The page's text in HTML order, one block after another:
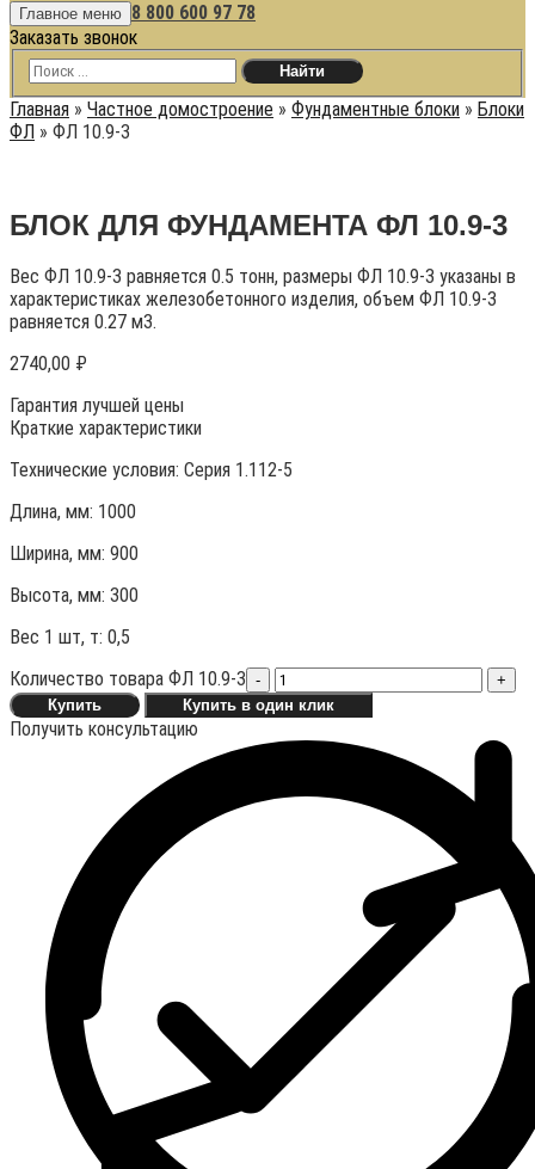
Главное меню 8 800 600 97 78
Заказать звонок
Главная » Частное домостроение » Фундаментные блоки » Блоки
ФЛ » ФЛ 10.9-3
БЛОК ДЛЯ ФУНДАМЕНТА ФЛ 10.9-3
Вес ФЛ 10.9-3 равняется 0.5 тонн, размеры ФЛ 10.9-3 указаны в
характеристиках железобетонного изделия, объем ФЛ 10.9-3
равняется 0.27 м3.
2740,00 ₽
Гарантия лучшей цены
Краткие характеристики
Технические условия: Серия 1.112-5
Длина, мм: 1000
Ширина, мм: 900
Высота, мм: 300
Вес 1 шт, т: 0,5
Количество товара ФЛ 10.9-3 -
+
Купить
Купить в один клик
Получить консультацию